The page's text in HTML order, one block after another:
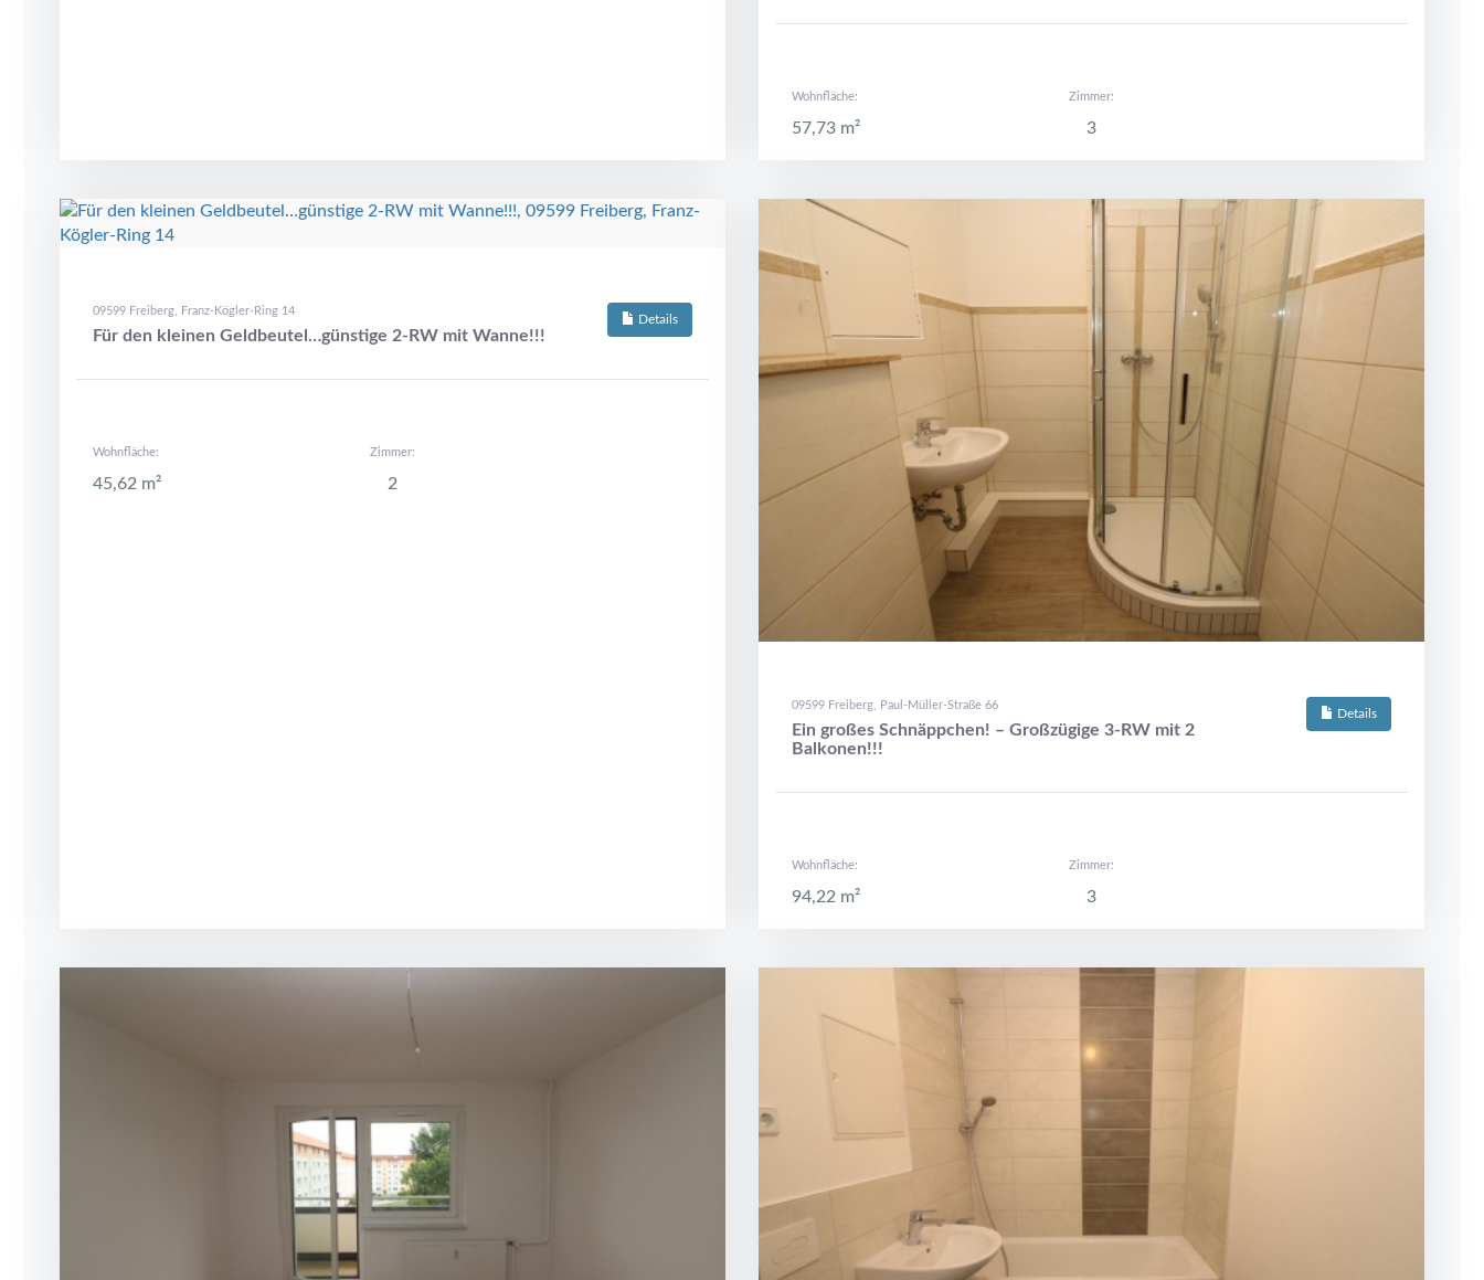
Wohnfläche:
57,73 m²
Zimmer:
3
Details
09599 Freiberg, Franz-Kögler-Ring 14
Für den kleinen Geldbeutel…günstige 2-RW mit Wanne!!!
Wohnfläche:
45,62 m²
Zimmer:
2
Details
09599 Freiberg, Paul-Müller-Straße 66
Ein großes Schnäppchen! – Großzügige 3-RW mit 2
Balkonen!!!
Wohnfläche:
94,22 m²
Zimmer:
3